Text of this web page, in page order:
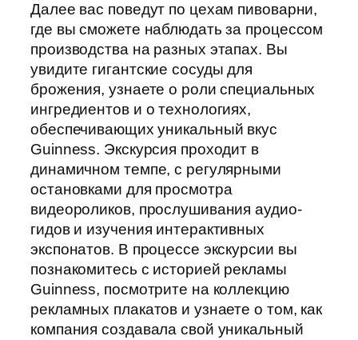
Далее вас поведут по цехам пивоварни,
где вы сможете наблюдать за процессом
производства на разных этапах. Вы
увидите гигантские сосуды для
брожения, узнаете о роли специальных
ингредиентов и о технологиях,
обеспечивающих уникальный вкус
Guinness. Экскурсия проходит в
динамичном темпе, с регулярными
остановками для просмотра
видеороликов, прослушивания аудио-
гидов и изучения интерактивных
экспонатов. В процессе экскурсии вы
познакомитесь с историей рекламы
Guinness, посмотрите на коллекцию
рекламных плакатов и узнаете о том, как
компания создавала свой уникальный